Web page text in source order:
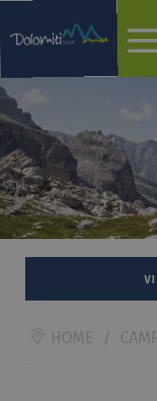
VI
HOME /